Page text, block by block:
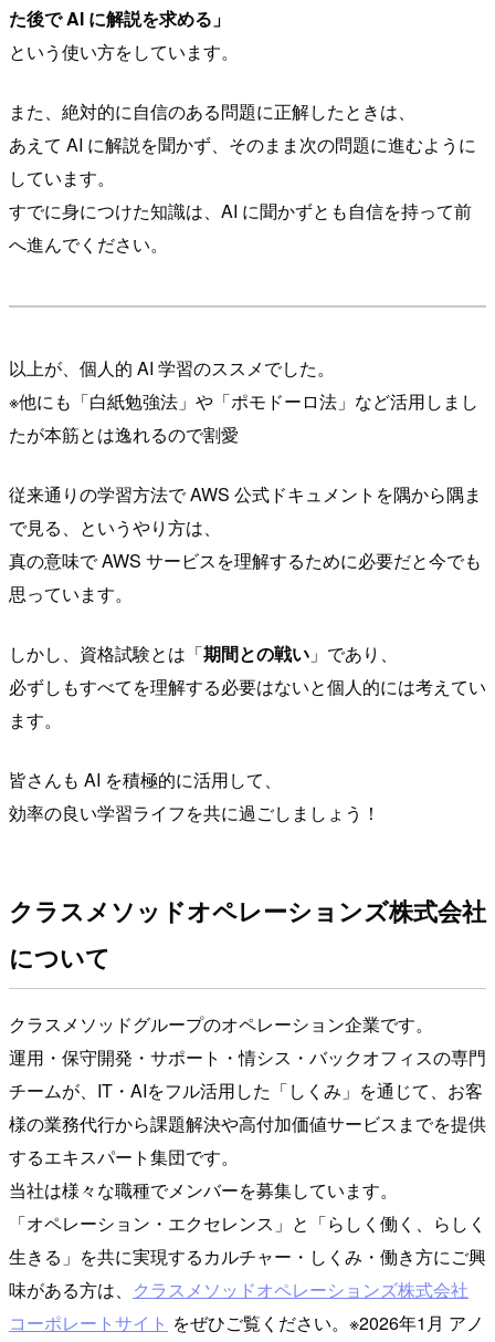
た後で AI に解説を求める」
という使い方をしています。
また、絶対的に自信のある問題に正解したときは、
あえて AI に解説を聞かず、そのまま次の問題に進むように
しています。
すでに身につけた知識は、AI に聞かずとも自信を持って前
へ進んでください。
以上が、個人的 AI 学習のススメでした。
※他にも「白紙勉強法」や「ポモドーロ法」など活用しまし
たが本筋とは逸れるので割愛
従来通りの学習方法で AWS 公式ドキュメントを隅から隅ま
で見る、というやり方は、
真の意味で AWS サービスを理解するために必要だと今でも
思っています。
しかし、資格試験とは「期間との戦い 」であり、
必ずしもすべてを理解する必要はないと個人的には考えてい
ます。
皆さんも AI を積極的に活用して、
効率の良い学習ライフを共に過ごしましょう！
クラスメソッドオペレーションズ株式会社
について
クラスメソッドグループのオペレーション企業です。
運用・保守開発・サポート・情シス・バックオフィスの専門
チームが、IT・AIをフル活用した「しくみ」を通じて、お客
様の業務代行から課題解決や高付加価値サービスまでを提供
するエキスパート集団です。
当社は様々な職種でメンバーを募集しています。
「オペレーション・エクセレンス」と「らしく働く、らしく
生きる」を共に実現するカルチャー・しくみ・働き方にご興
味がある方は、 クラスメソッドオペレーションズ株式会社
コーポレートサイト をぜひご覧ください。※2026年1月 アノ